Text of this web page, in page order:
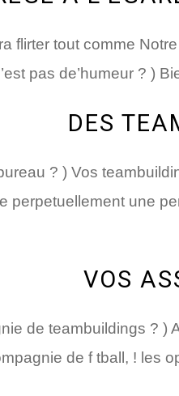
flirter tout comme
pas de’humeur ? )
? ) Vos
perpetuellement une
de teambuildings ? )
de f tball, ! les